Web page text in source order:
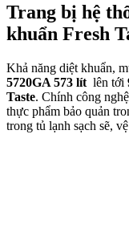
Trang bị hệ
khuẩn Fresh
Khả năng diệt khuẩn,
5720GA 573 lít lên tới
Taste. Chính công
thực phẩm bảo quản
trong tủ lạnh sạch sẽ,